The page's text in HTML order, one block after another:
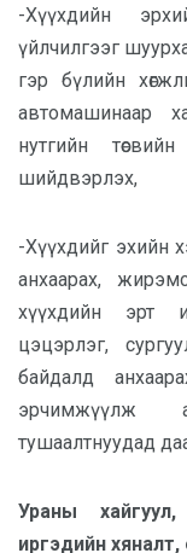
-Хүүхдийн
үйлчилгээг
гэр бүлийн
автомашинаар
нутгийн
шийдвэрлэх,
-Хүүхдийг эхийн
анхаарах,
хүүхдийн эрт
цэцэрлэг,
байдалд
эрчимжүүлж
тушаалтнуудад
Ураны
иргэдийн